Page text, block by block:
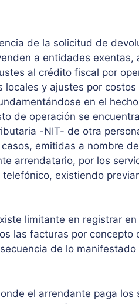
de la solicitud de
a entidades exentas,
al crédito fiscal por
y ajustes por
en el
de operación se
-NIT- de otra
emitidas a nombre
arrendatario, por los
existiendo
limitante en registrar
las facturas por concepto
de lo
el arrendante paga los